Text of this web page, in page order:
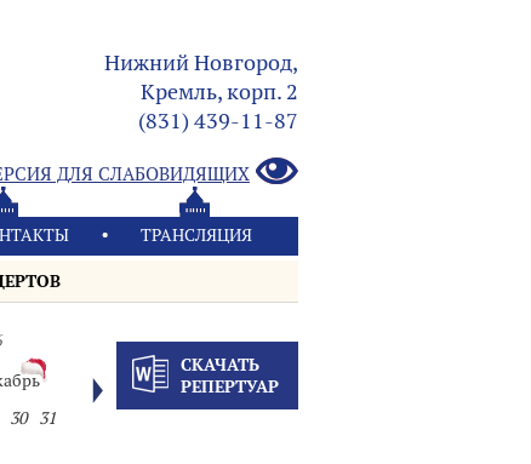
Нижний Новгород,
Кремль, корп. 2
(831) 439-11-87
ДЛЯ СЛАБОВИДЯЩИХ
ТРАНСЛЯЦИЯ
30 31
СКАЧАТЬ
РЕПЕРТУАР